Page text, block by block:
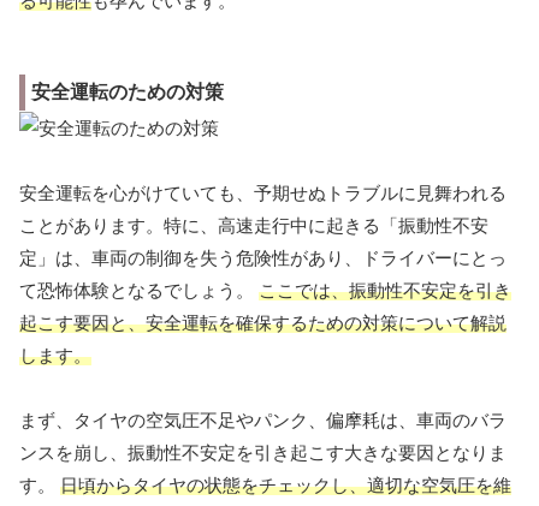
安全運転のための対策
安全運転を心がけていても、予期せぬトラブルに見舞われる
ことがあります。特に、高速走行中に起きる「振動性不安
定」は、車両の制御を失う危険性があり、ドライバーにとっ
て恐怖体験となるでしょう。 ここでは、振動性不安定を引き
起こす要因と、安全運転を確保するための対策について解説
します。
まず、タイヤの空気圧不足やパンク、偏摩耗は、車両のバラ
ンスを崩し、振動性不安定を引き起こす大きな要因となりま
す。 日頃からタイヤの状態をチェックし、適切な空気圧を維